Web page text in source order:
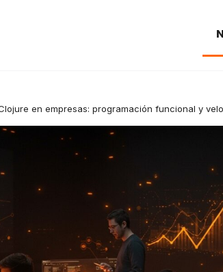
en empresas: programación funcional y